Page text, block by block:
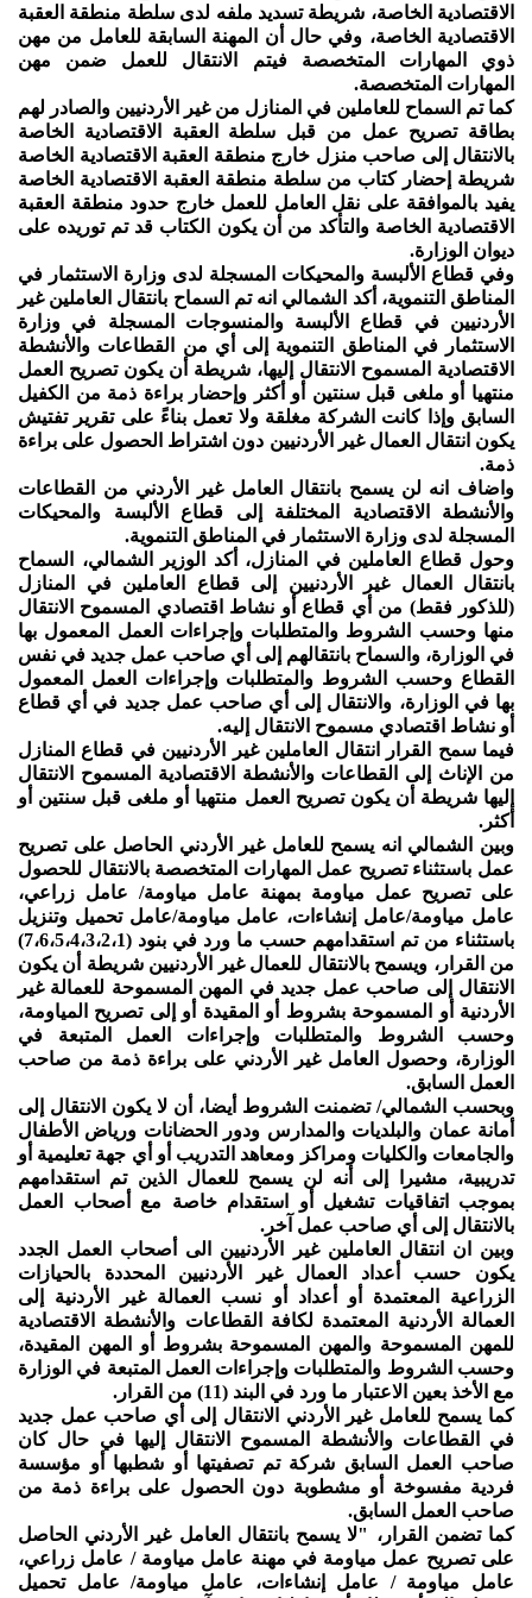
الاقتصادية الخاصة، شريطة تسديد ملفه لدى سلطة منطقة العقبة
الاقتصادية الخاصة، وفي حال أن المهنة السابقة للعامل من مهن
ذوي المهارات المتخصصة فيتم الانتقال للعمل ضمن مهن
المهارات المتخصصة.
كما تم السماح للعاملين في المنازل من غير الأردنيين والصادر لهم
بطاقة تصريح عمل من قبل سلطة العقبة الاقتصادية الخاصة
بالانتقال إلى صاحب منزل خارج منطقة العقبة الاقتصادية الخاصة
شريطة إحضار كتاب من سلطة منطقة العقبة الاقتصادية الخاصة
يفيد بالموافقة على نقل العامل للعمل خارج حدود منطقة العقبة
الاقتصادية الخاصة والتأكد من أن يكون الكتاب قد تم توريده على
ديوان الوزارة.
وفي قطاع الألبسة والمحيكات المسجلة لدى وزارة الاستثمار في
المناطق التنموية، أكد الشمالي انه تم السماح بانتقال العاملين غير
الأردنيين في قطاع الألبسة والمنسوجات المسجلة في وزارة
الاستثمار في المناطق التنموية إلى أي من القطاعات والأنشطة
الاقتصادية المسموح الانتقال إليها، شريطة أن يكون تصريح العمل
منتهيا أو ملغى قبل سنتين أو أكثر وإحضار براءة ذمة من الكفيل
السابق وإذا كانت الشركة مغلقة ولا تعمل بناءً على تقرير تفتيش
يكون انتقال العمال غير الأردنيين دون اشتراط الحصول على براءة
ذمة.
واضاف انه لن يسمح بانتقال العامل غير الأردني من القطاعات
والأنشطة الاقتصادية المختلفة إلى قطاع الألبسة والمحيكات
المسجلة لدى وزارة الاستثمار في المناطق التنموية.
وحول قطاع العاملين في المنازل، أكد الوزير الشمالي، السماح
بانتقال العمال غير الأردنيين إلى قطاع العاملين في المنازل
(للذكور فقط) من أي قطاع أو نشاط اقتصادي المسموح الانتقال
منها وحسب الشروط والمتطلبات وإجراءات العمل المعمول بها
في الوزارة، والسماح بانتقالهم إلى أي صاحب عمل جديد في نفس
القطاع وحسب الشروط والمتطلبات وإجراءات العمل المعمول
بها في الوزارة، والانتقال إلى أي صاحب عمل جديد في أي قطاع
أو نشاط اقتصادي مسموح الانتقال إليه.
فيما سمح القرار انتقال العاملين غير الأردنيين في قطاع المنازل
من الإناث إلى القطاعات والأنشطة الاقتصادية المسموح الانتقال
إليها شريطة أن يكون تصريح العمل منتهيا أو ملغى قبل سنتين أو
أكثر.
وبين الشمالي انه يسمح للعامل غير الأردني الحاصل على تصريح
عمل باستثناء تصريح عمل المهارات المتخصصة بالانتقال للحصول
على تصريح عمل مياومة بمهنة عامل مياومة/ عامل زراعي،
عامل مياومة/عامل إنشاءات، عامل مياومة/عامل تحميل وتنزيل
باستثناء من تم استقدامهم حسب ما ورد في بنود (7،6،5،4،3،2،1)
من القرار، ويسمح بالانتقال للعمال غير الأردنيين شريطة أن يكون
الانتقال إلى صاحب عمل جديد في المهن المسموحة للعمالة غير
الأردنية أو المسموحة بشروط أو المقيدة أو إلى تصريح المياومة،
وحسب الشروط والمتطلبات وإجراءات العمل المتبعة في
الوزارة، وحصول العامل غير الأردني على براءة ذمة من صاحب
العمل السابق.
وبحسب الشمالي/ تضمنت الشروط أيضا، أن لا يكون الانتقال إلى
أمانة عمان والبلديات والمدارس ودور الحضانات ورياض الأطفال
والجامعات والكليات ومراكز ومعاهد التدريب أو أي جهة تعليمية أو
تدريبية، مشيرا إلى أنه لن يسمح للعمال الذين تم استقدامهم
بموجب اتفاقيات تشغيل أو استقدام خاصة مع أصحاب العمل
بالانتقال إلى أي صاحب عمل آخر.
وبين ان انتقال العاملين غير الأردنيين الى أصحاب العمل الجدد
يكون حسب أعداد العمال غير الأردنيين المحددة بالحيازات
الزراعية المعتمدة أو أعداد أو نسب العمالة غير الأردنية إلى
العمالة الأردنية المعتمدة لكافة القطاعات والأنشطة الاقتصادية
للمهن المسموحة والمهن المسموحة بشروط أو المهن المقيدة،
وحسب الشروط والمتطلبات وإجراءات العمل المتبعة في الوزارة
مع الأخذ بعين الاعتبار ما ورد في البند (11) من القرار.
كما يسمح للعامل غير الأردني الانتقال إلى أي صاحب عمل جديد
في القطاعات والأنشطة المسموح الانتقال إليها في حال كان
صاحب العمل السابق شركة تم تصفيتها أو شطبها أو مؤسسة
فردية مفسوخة أو مشطوبة دون الحصول على براءة ذمة من
صاحب العمل السابق.
كما تضمن القرار، "لا يسمح بانتقال العامل غير الأردني الحاصل
على تصريح عمل مياومة في مهنة عامل مياومة / عامل زراعي،
عامل مياومة / عامل إنشاءات، عامل مياومة/ عامل تحميل